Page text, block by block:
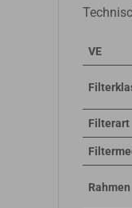
VE
Filterart
Rahmen